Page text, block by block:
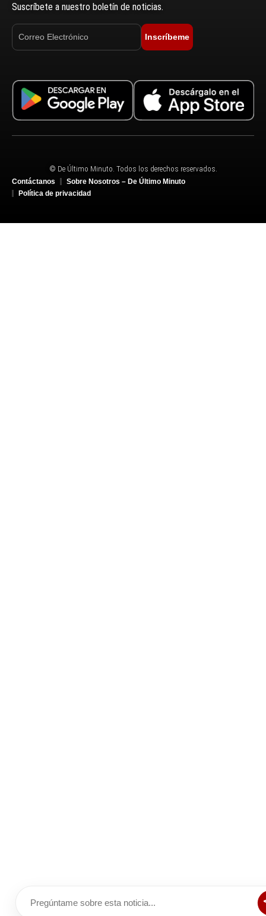
Suscríbete a nuestro boletín de noticias.
Inscríbeme
© De Último Minuto. Todos los derechos reservados.
Contáctanos
Sobre Nosotros – De Último Minuto
Política de privacidad